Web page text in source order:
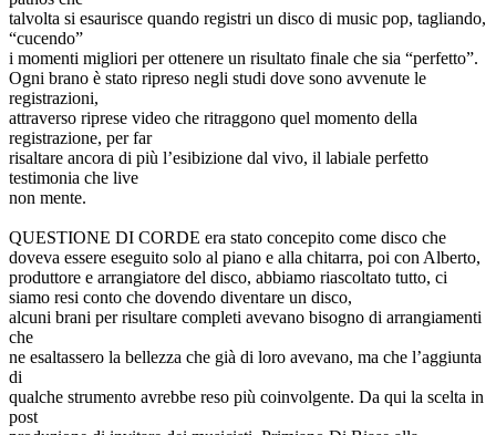
talvolta si esaurisce quando registri un disco di music pop, tagliando,
“cucendo”
i momenti migliori per ottenere un risultato finale che sia “perfetto”.
Ogni brano è stato ripreso negli studi dove sono avvenute le
registrazioni,
attraverso riprese video che ritraggono quel momento della
registrazione, per far
risaltare ancora di più l’esibizione dal vivo, il labiale perfetto
testimonia che live
non mente.
QUESTIONE DI CORDE era stato concepito come disco che
doveva essere eseguito solo al piano e alla chitarra, poi con Alberto,
produttore e arrangiatore del disco, abbiamo riascoltato tutto, ci
siamo resi conto che dovendo diventare un disco,
alcuni brani per risultare completi avevano bisogno di arrangiamenti
che
ne esaltassero la bellezza che già di loro avevano, ma che l’aggiunta
di
qualche strumento avrebbe reso più coinvolgente. Da qui la scelta in
post